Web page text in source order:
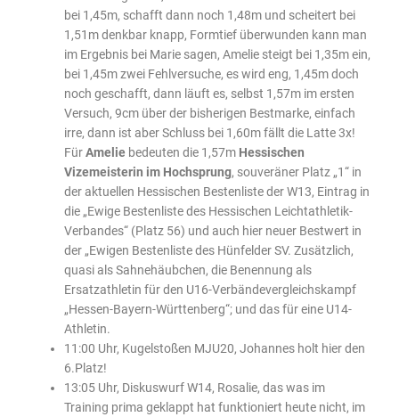
bei 1,45m, schafft dann noch 1,48m und scheitert bei
1,51m denkbar knapp, Formtief überwunden kann man
im Ergebnis bei Marie sagen, Amelie steigt bei 1,35m ein,
bei 1,45m zwei Fehlversuche, es wird eng, 1,45m doch
noch geschafft, dann läuft es, selbst 1,57m im ersten
Versuch, 9cm über der bisherigen Bestmarke, einfach
irre, dann ist aber Schluss bei 1,60m fällt die Latte 3x!
FürAmelie bedeuten die 1,57m Hessischen
Vizemeisterin im Hochsprung, souveräner Platz „1“ in
der aktuellen Hessischen Bestenliste der W13, Eintrag in
die „Ewige Bestenliste des Hessischen Leichtathletik-
Verbandes“ (Platz 56) und auch hier neuer Bestwert in
der „Ewigen Bestenliste des Hünfelder SV. Zusätzlich,
quasi als Sahnehäubchen, die Benennung als
Ersatzathletin für den U16-Verbändevergleichskampf
„Hessen-Bayern-Württenberg“; und das für eine U14-
Athletin.
11:00 Uhr, Kugelstoßen MJU20, Johannes holt hier den
6.Platz!
13:05 Uhr, Diskuswurf W14, Rosalie, das was im
Training prima geklappt hat funktioniert heute nicht, im